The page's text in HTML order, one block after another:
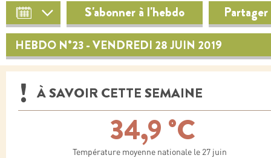
S'abonner à l'hebdo Partager
HEBDO N°23 - VENDREDI 28 JUIN 2019
À SAVOIR CETTE SEMAINE
34,9 °C
Température moyenne nationale le 27 juin